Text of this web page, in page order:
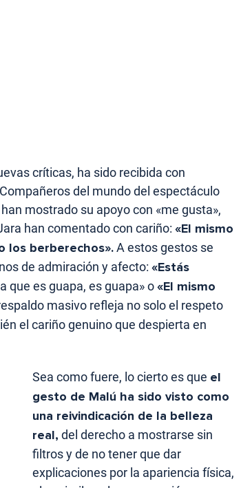
críticas, ha sido recibida con
del mundo del espectáculo
mostrado su apoyo con «me gusta»,
han comentado con cariño: «El mismo
los berberechos».A estos gestos se
de admiración y afecto: «Estás
que es guapa, es guapa» o«El mismo
masivo refleja no solo el respeto
el cariño genuino que despierta en
Sea como fuere, lo cierto es que el
gesto de Malú ha sido visto como
una reivindicación de la belleza
real, del derecho a mostrarse sin
filtros y de no tener que dar
explicaciones por la apariencia física,